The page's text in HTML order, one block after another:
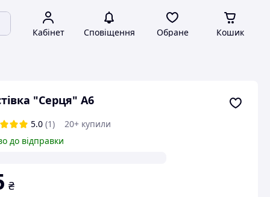
Кабінет Сповіщення Обране Кошик
"Серця" А6
5.0 (1)
20+ купили
до відправки
₴